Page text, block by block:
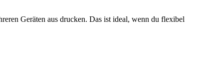
Geräten aus drucken. Das ist ideal, wenn du flexibel